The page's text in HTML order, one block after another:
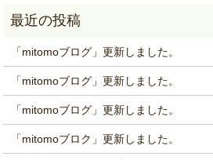
「mitomoブログ」更新しました。
「mitomoブログ」更新しました。
「mitomoブログ」更新しました。
「mitomoブロク」更新しました。